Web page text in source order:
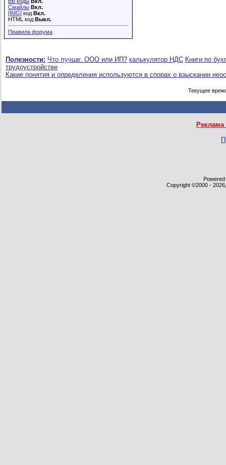
Смайлы Вкл.
[IMG] код Вкл.
HTML код Выкл.
Правила форума
Полезности: Что лучше: ООО или ИП? калькулятор НДС Книги по
трудоустройстве
Какие понятия и определения используются в спорах о взыскании
Текущее
Copyright ©2000 -